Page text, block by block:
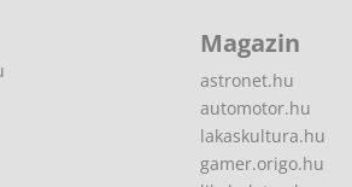
Magazin
astronet.hu
automotor.hu
lakaskultura.hu
gamer.origo.hu